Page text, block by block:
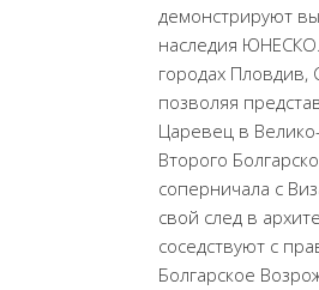
демонстрируют
наследия
городах Пловдив,
позволяя
Царевец в
Второго
соперничала с
свой след в
соседствуют с
Болгарское